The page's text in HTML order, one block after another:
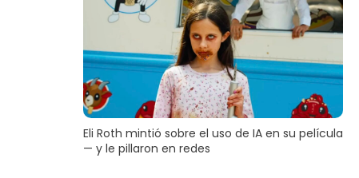
Eli Roth mintió sobre el uso de IA en su película
— y le pillaron en redes